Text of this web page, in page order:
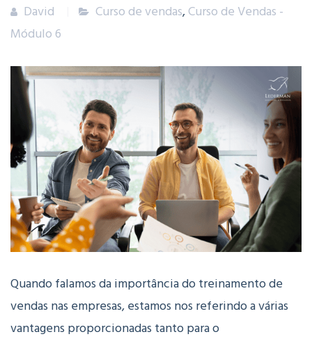
David Curso de vendas,Curso de Vendas -
Módulo 6
Quando falamos da importância do treinamento de
vendas nas empresas, estamos nos referindo a várias
vantagens proporcionadas tanto para o